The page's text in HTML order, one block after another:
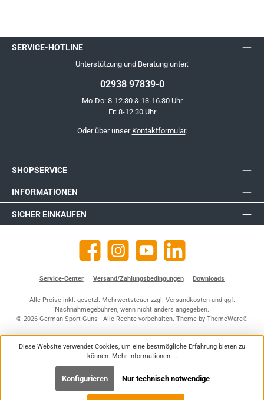
SERVICE-HOTLINE
Unterstützung und Beratung unter:
02938 97839-0
Mo-Do: 8-12.30 & 13-16.30 Uhr
Fr: 8-12.30 Uhr
Oder über unser Kontaktformular.
SHOPSERVICE
INFORMATIONEN
SICHER EINKAUFEN
Facebook Instagram YouTube https://de.linkedin.com/company/
Service-Center Versand/Zahlungsbedingungen Downloads
Alle Preise inkl. gesetzl. Mehrwertsteuer zzgl. Versandkostenund ggf.
Nachnahmegebühren, wenn nicht anders angegeben.
© 2026 German Sport Guns - Alle Rechte vorbehalten. Theme by ThemeWare®
Diese Website verwendet Cookies, um eine bestmögliche Erfahrung bieten zu
können. Mehr Informationen ...
Nur technisch notwendige
Konfigurieren